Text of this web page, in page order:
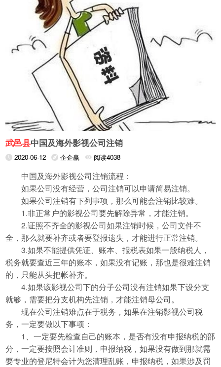
武邑县中国及海外影视公司注销
2020-06-12 企企赢 阅读4038
中国及海外影视公司注销流程：
如果公司没有经营，公司注销可以申请简易注销。
如果公司注销有下列事项，那么可能会注销比较难。
1.非正常户的影视公司要先解除异常，才能注销。
2.证照不齐全的影视公司如果注销时候，公司文件不
全，那么就要补齐或者要登报遗失，才能进行正常注销。
3.如果不能提供凭证、账本、报税表如果一般纳税人，
税务就要查近三年的账本，如果没有记账，那也是很难注销
的，只能从头把帐补齐。
4.如果该影视公司下的分子公司没有注销如果下设分支
就够，需要把分支机构先注销，才能注销母公司。
现在公司注销难点在于税务，如果在注销影视公司税
务，一定要做以下事项：
1、一定要先检查自己的账本，是否有没有申报纳税的部
分，一定要按照会计准则，申报纳税，如果没有做到那就需
要专业的登尼特会计为您清理乱账，申报纳税，如果涉及罚